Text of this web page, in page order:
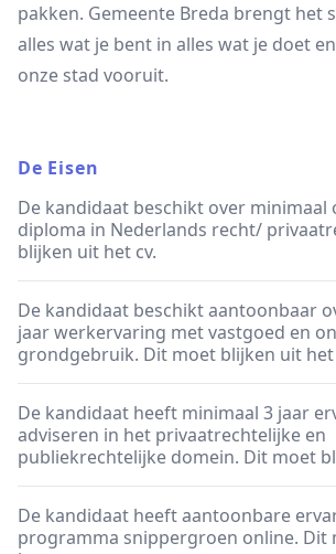
pakken. Gemeente Breda brengt het
alles wat je bent in alles wat je doet
onze stad vooruit.
De Eisen
De kandidaat beschikt over minimaal
diploma in Nederlands recht/
blijken uit het cv.
De kandidaat beschikt aantoonbaar
jaar werkervaring met vastgoed en
grondgebruik. Dit moet blijken uit het
De kandidaat heeft minimaal 3 jaar
adviseren in het privaatrechtelijke en
publiekrechtelijke domein. Dit moet
De kandidaat heeft aantoonbare
programma snippergroen online. Dit